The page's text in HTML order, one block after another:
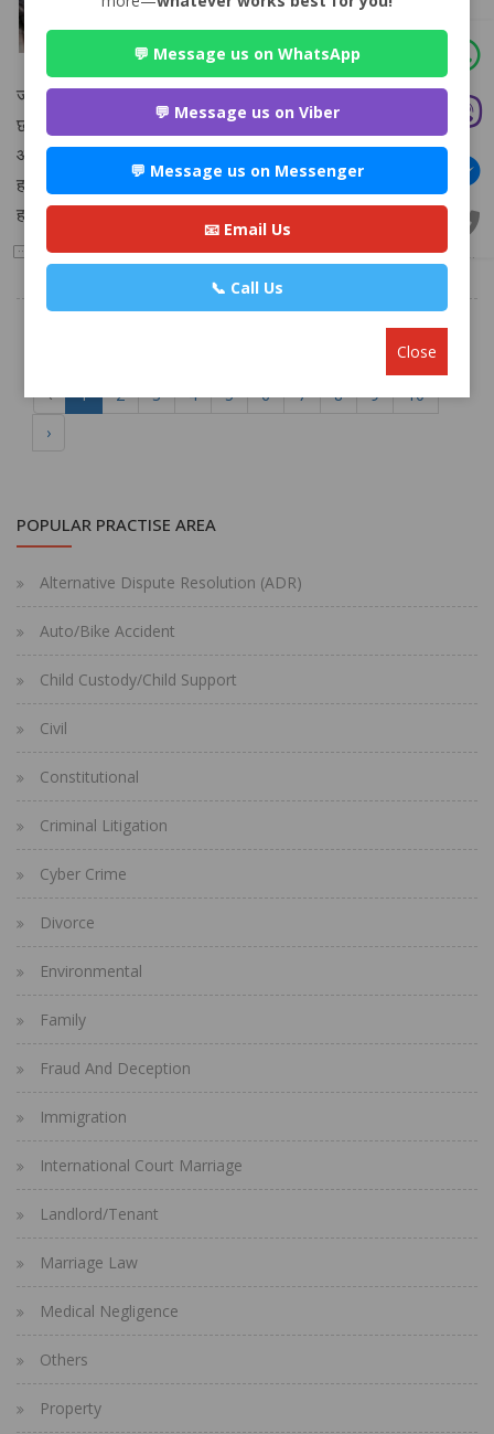
मैले जग्गा किन्न लागेको छु। बेच्ने मान्छेको दुई जना छोरा र एक
जना छोरी ko bihe gareko xena विदेशमा रहेछन्। बेच्ने मान्छेले
छोराहरूलाई अंशबण्डा गरेर दिइसकेका रहेछन् र अहिले बेच्न लागेको जग्गा
आफ्नो भागमा राखेको भन्नुहुन्छ। बेच्ने मान्छे ७२ वर्षको हुनुहुन्छ। उहाँले
हामीलाई जग्गा बेच्दा छोराछोरीको हस्ताक्षर चाहिन्छ कि नाइ? पछि छोराछोरीले
हकदाबी गर्न पाउँछन् कि पाउँदैनन्?
4 Answer
‹ 1 2 3 4 5 6 7 8 9
10
›
POPULAR PRACTISE AREA
Alternative Dispute Resolution (ADR)
Auto/Bike Accident
Child Custody/Child Support
Civil
Constitutional
Criminal Litigation
Cyber Crime
Divorce
Environmental
Family
Fraud And Deception
Immigration
International Court Marriage
Landlord/Tenant
Marriage Law
Medical Negligence
Others
Property
💬 Message us on WhatsApp
💬 Message us on Viber
💬 Message us on Messenger
📧 Email Us
📞 Call Us
Close